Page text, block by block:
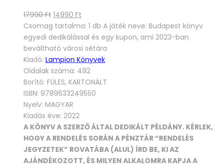
17990Ft Original
price
was:
17990 Ft.
14990 Ft
price
is:
14990 Ft.
Csomag tartalma: 1 db A játék neve: Budapest könyv
egyedi dedikálással és egy kupon, ami 2023-ban
beváltható városi sétára
Kiadó: Lampion Könyvek
Oldalak száma: 492
Borító: FÜLES, KARTONÁLT
ISBN: 9789633249550
Nyelv: MAGYAR
Kiadás éve: 2022
A KÖNYV A SZERZŐ ÁLTAL DEDIKÁLT PÉLDÁNY. KÉRLEK,
HOGY A RENDELÉS SORÁN A PÉNZTÁR “RENDELÉS
JEGYZETEK” ROVATÁBA (ALUL) ÍRD BE, KI AZ
AJÁNDÉKOZOTT, ÉS MILYEN ALKALOMRA KAPJA A